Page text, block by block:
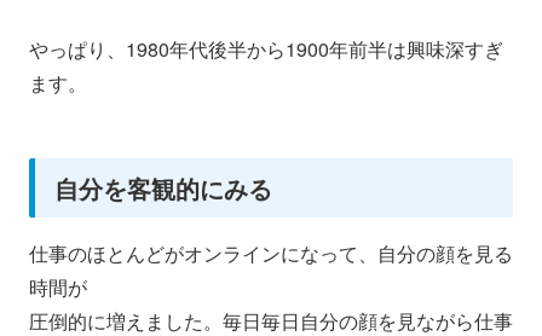
やっぱり、1980年代後半から1900年前半は興味深すぎ
ます。
自分を客観的にみる
仕事のほとんどがオンラインになって、自分の顔を見る
時間が
圧倒的に増えました。毎日毎日自分の顔を見ながら仕事